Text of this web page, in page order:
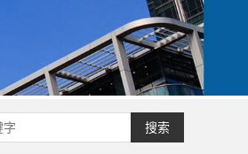
搜索